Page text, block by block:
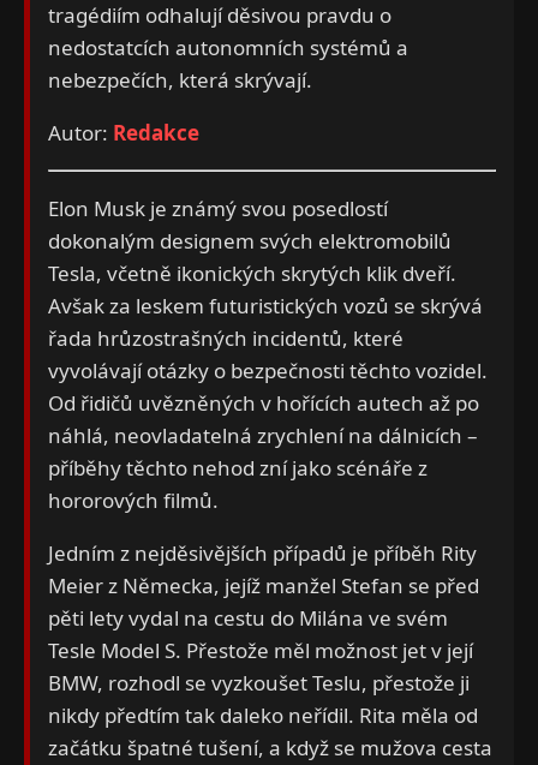
tragédiím odhalují děsivou pravdu o
nedostatcích autonomních systémů a
nebezpečích, která skrývají.
Autor: Redakce
Elon Musk je známý svou posedlostí
dokonalým designem svých elektromobilů
Tesla, včetně ikonických skrytých klik dveří.
Avšak za leskem futuristických vozů se skrývá
řada hrůzostrašných incidentů, které
vyvolávají otázky o bezpečnosti těchto vozidel.
Od řidičů uvězněných v hořících autech až po
náhlá, neovladatelná zrychlení na dálnicích –
příběhy těchto nehod zní jako scénáře z
hororových filmů.
Jedním z nejděsivějších případů je příběh Rity
Meier z Německa, jejíž manžel Stefan se před
pěti lety vydal na cestu do Milána ve svém
Tesle Model S. Přestože měl možnost jet v její
BMW, rozhodl se vyzkoušet Teslu, přestože ji
nikdy předtím tak daleko neřídil. Rita měla od
začátku špatné tušení, a když se mužova cesta